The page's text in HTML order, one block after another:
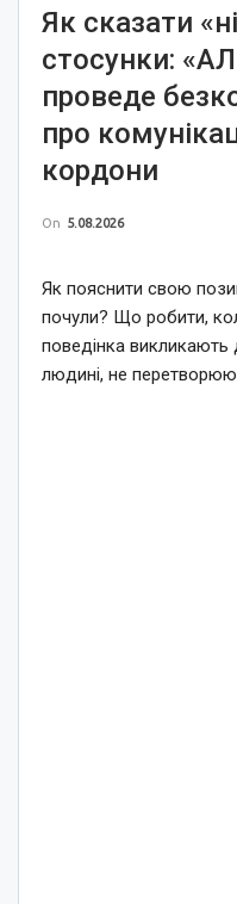
Як сказати
стосунки:
проведе
про
кордони
On 5.08.2026
Як пояснити свою
почули? Що робити,
поведінка викликають
людині, не